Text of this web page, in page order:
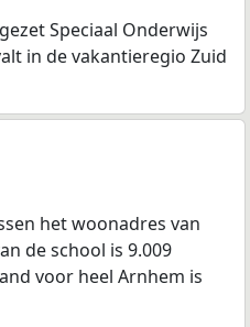
Speciaal Onderwijs
in de vakantieregio Zuid
het woonadres van
de school is 9.009
voor heel Arnhem is